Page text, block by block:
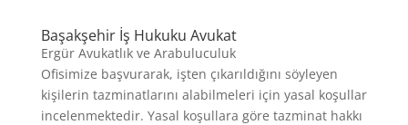
Başakşehir İş Hukuku Avukat
Ergür Avukatlık ve Arabuluculuk
Ofisimize başvurarak, işten çıkarıldığını söyleyen
kişilerin tazminatlarını alabilmeleri için yasal koşullar
incelenmektedir. Yasal koşullara göre tazminat hakkı